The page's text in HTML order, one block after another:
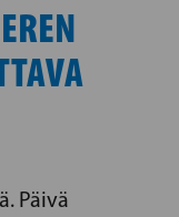
Päivä